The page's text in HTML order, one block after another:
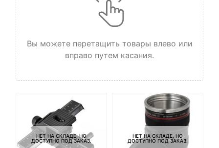
Вы можете перетащить товары влево или
вправо путем касания.
НЕТ НА СКЛАДЕ, НО
ДОСТУПНО ПОД ЗАКАЗ.
НЕТ НА СКЛАДЕ, НО
ДОСТУПНО ПОД ЗАКАЗ.